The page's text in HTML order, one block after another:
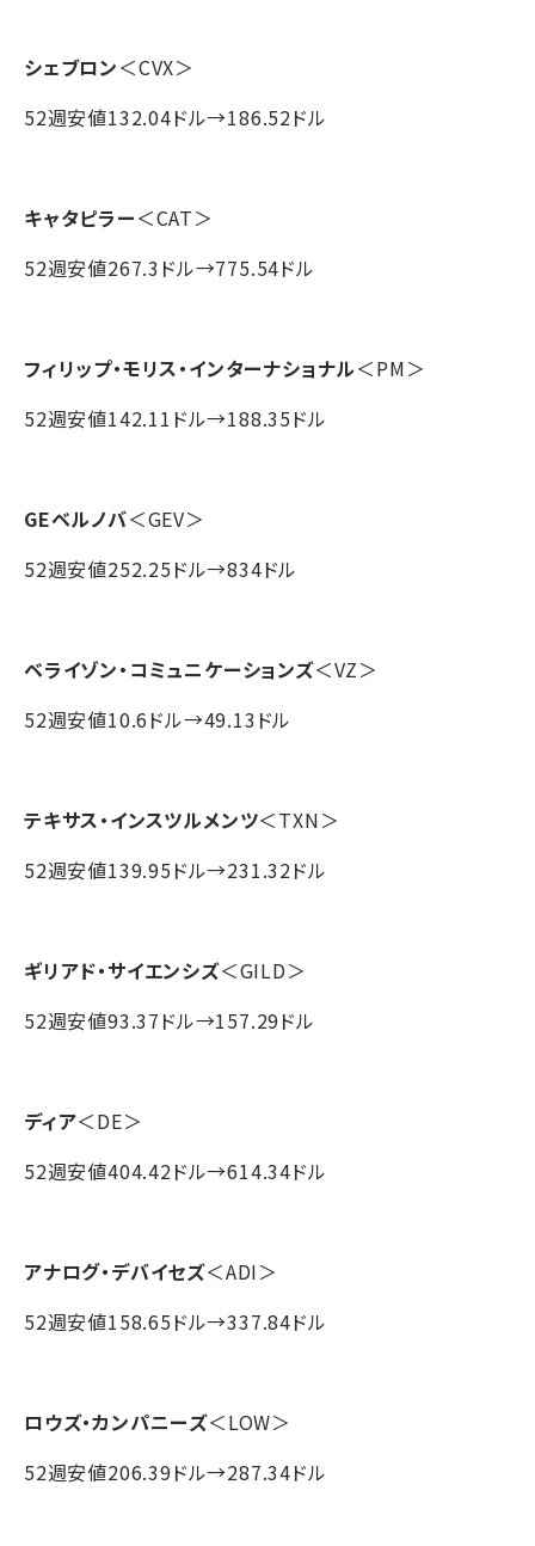
シェブロン＜CVX＞
52週安値132.04ドル→186.52ドル
キャタピラー＜CAT＞
52週安値267.3ドル→775.54ドル
フィリップ・モリス・インターナショナル＜PM＞
52週安値142.11ドル→188.35ドル
GEベルノバ＜GEV＞
52週安値252.25ドル→834ドル
ベライゾン・コミュニケーションズ＜VZ＞
52週安値10.6ドル→49.13ドル
テキサス・インスツルメンツ＜TXN＞
52週安値139.95ドル→231.32ドル
ギリアド・サイエンシズ＜GILD＞
52週安値93.37ドル→157.29ドル
ディア＜DE＞
52週安値404.42ドル→614.34ドル
アナログ・デバイセズ＜ADI＞
52週安値158.65ドル→337.84ドル
ロウズ・カンパニーズ＜LOW＞
52週安値206.39ドル→287.34ドル